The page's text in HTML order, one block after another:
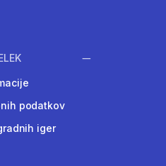
podatkov
iger